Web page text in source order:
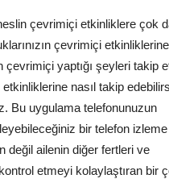
çevrimiçi etkinliklere çok
çevrimiçi
çevrimiçi yaptığı şeyleri takip
nasıl takip
Bu uygulama telefonunuzun
bir telefon izleme
değil ailenin diğer fertleri ve
etmeyi kolaylaştıran bir